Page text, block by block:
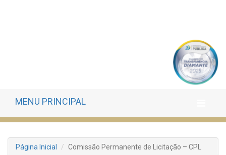
MENU PRINCIPAL
Página Inicial Comissão Permanente de Licitação – CPL